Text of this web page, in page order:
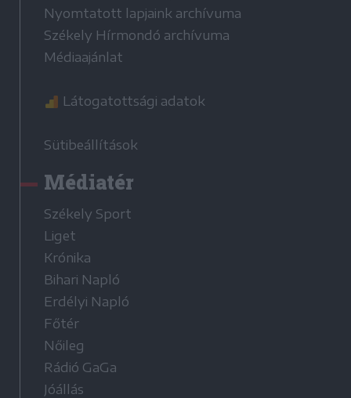
Nyomtatott lapjaink archívuma
Székely Hírmondó archívuma
Médiaajánlat
Látogatottsági adatok
Sütibeállítások
Médiatér
Székely Sport
Liget
Krónika
Bihari Napló
Erdélyi Napló
Főtér
Nőileg
Rádió GaGa
Jóállás